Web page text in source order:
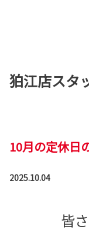
狛江店スタ
10月の定休日
2025.10.04
皆